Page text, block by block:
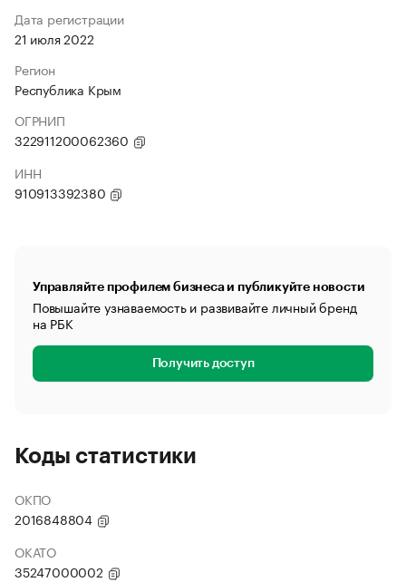
Дата регистрации
21 июля 2022
Регион
Республика Крым
ОГРНИП
322911200062360
ИНН
910913392380
Управляйте профилем бизнеса и публикуйте новости
Повышайте узнаваемость и развивайте личный бренд
на РБК
Получить доступ
Коды статистики
ОКПО
2016848804
ОКАТО
35247000002